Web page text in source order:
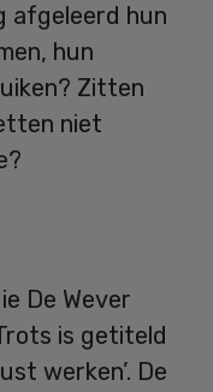
afgeleerd hun
hun
Zitten
niet
De Wever
is getiteld
werken’. De